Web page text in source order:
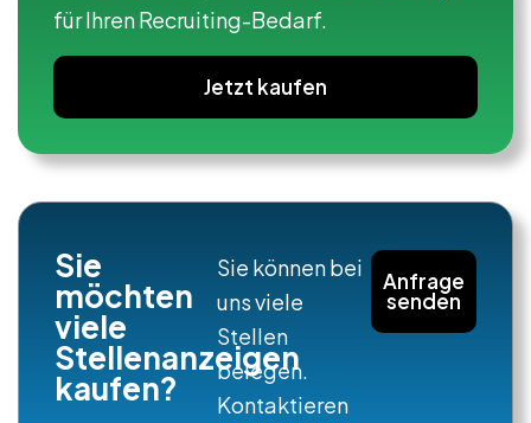
für Ihren Recruiting-Bedarf.
Jetzt kaufen
Sie
möchten
viele
Stellenanzeigen
kaufen?
Sie können bei
uns viele
Stellen
belegen.
Kontaktieren
Anfrage
senden